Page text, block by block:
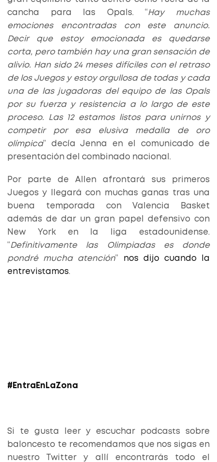
cancha para las Opals. “ Hay muchas
emociones encontradas con este anuncio.
Decir que estoy emocionada es quedarse
corta, pero también hay una gran sensación de
alivio. Han sido 24 meses difíciles con el retraso
de los Juegos y estoy orgullosa de todas y cada
una de las jugadoras del equipo de las Opals
por su fuerza y ​​resistencia a lo largo de este
proceso.
Las 12 estamos listos para unirnos y
competir por esa elusiva medalla de oro
olímpica” decía Jenna en el comunicado de
presentación del combinado nacional.
Por parte de Allen afrontará sus primeros
Juegos y llegará con muchas ganas tras una
buena temporada con Valencia Basket
además de dar un gran papel defensivo con
New York en la liga estadounidense.
“ Definitivamente las Olimpiadas es donde
pondré mucha atención”
nos dijo cuando la
entrevistamos.
#EntraEnLaZona
Si te gusta leer y escuchar podcasts sobre
baloncesto te recomendamos que nos sigas en
nuestro Twitter y allí encontrarás todo el